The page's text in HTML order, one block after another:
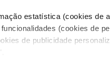
estatística (cookies de
(cookies de
de publicidade
Accessibility statement